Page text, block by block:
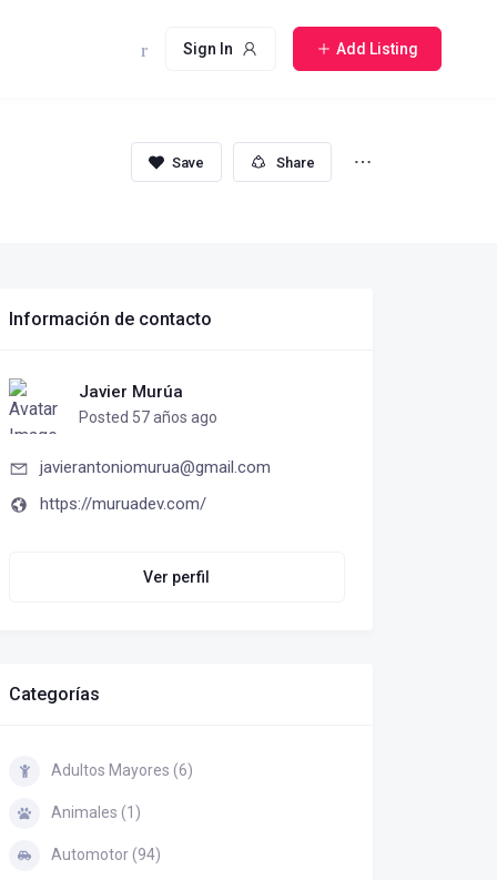
Sign In Add Listing
Share
Información de contacto
Javier Murúa
Posted 57 años ago
javierantoniomurua@gmail.com
https://muruadev.com/
Ver perfil
Categorías
Adultos Mayores (6)
Animales (1)
Automotor (94)